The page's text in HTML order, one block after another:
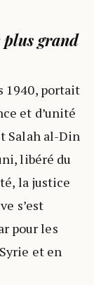
grand
1940, portait
et d’unité
Salah al-Din
libéré du
la justice
s’est
pour les
et en